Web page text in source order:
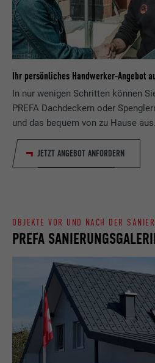
Ihr persönliches Handwerker-Angebot
In nur wenigen Schritten können
PREFA Dachdeckern oder
und das bequem von zu Hause aus.
JETZT ANGEBOT ANFORDERN
PREFA
OBJEKTE VOR UND NACH DER
Zweck
Wird testweise
der Browser das
erlaubt. Enthält
Anbieter LinkedIn
Laufzeit Sitzung
Zweck
Eingestellt von
Webseite ein
uns"-Fenster
Name bcookie
Anbieter LinkedIn
Zweck
Verwendet vom
LinkedIn für die
Name bscookie
Anbieter LinkedIn